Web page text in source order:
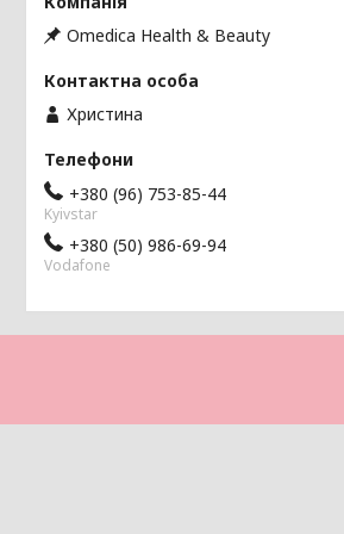
Omedica Health & Beauty
Христина
+380 (96) 753-85-44
Kyivstar
+380 (50) 986-69-94
Vodafone